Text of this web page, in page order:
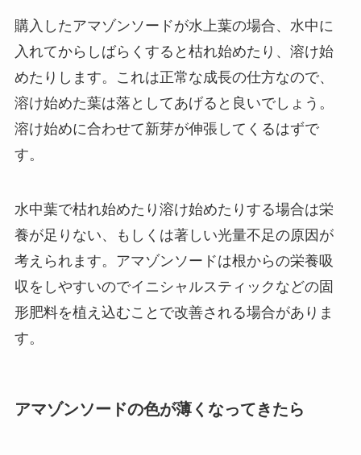
購入したアマゾンソードが水上葉の場合、水中に
入れてからしばらくすると枯れ始めたり、溶け始
めたりします。これは正常な成長の仕方なので、
溶け始めた葉は落としてあげると良いでしょう。
溶け始めに合わせて新芽が伸張してくるはずで
す。
水中葉で枯れ始めたり溶け始めたりする場合は栄
養が足りない、もしくは著しい光量不足の原因が
考えられます。アマゾンソードは根からの栄養吸
収をしやすいのでイニシャルスティックなどの固
形肥料を植え込むことで改善される場合がありま
す。
アマゾンソードの色が薄くなってきたら